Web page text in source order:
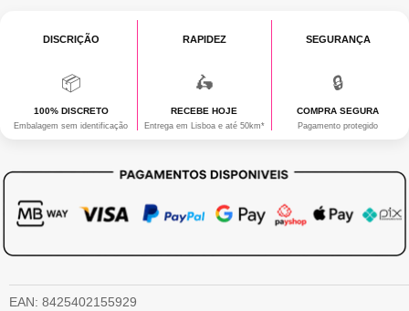
DISCRIÇÃO
📦
100% DISCRETO
Embalagem sem identificação
RAPIDEZ
🛵
RECEBE HOJE
Entrega em Lisboa e até 50km*
SEGURANÇA
🔒
COMPRA SEGURA
Pagamento protegido
EAN: 8425402155929